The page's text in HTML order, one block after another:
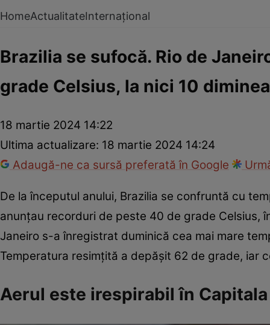
HomeActualitateInternațional
Brazilia se sufocă. Rio de
grade Celsius, la nici 10
18 martie 2024 14:22
Ultima actualizare: 18 martie 2024 14:24
Adaugă-ne ca sursă preferată în Google
De la începutul anului, Brazilia se confruntă cu
anunțau recorduri de peste 40 de grade Celsius,
Janeiro s-a înregistrat duminică cea mai mare
Temperatura resimțită a depășit 62 de grade, iar
Aerul este irespirabil în